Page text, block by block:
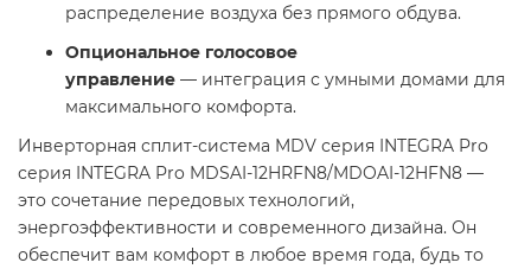
распределение воздуха без прямого обдува.
Опциональное голосовое
управление — интеграция с умными домами для
максимального комфорта.
Инверторная сплит-система MDV серия INTEGRA Pro
серия INTEGRA Pro MDSAI-12HRFN8/MDOAI-12HFN8 —
это сочетание передовых технологий,
энергоэффективности и современного дизайна. Он
обеспечит вам комфорт в любое время года, будь то